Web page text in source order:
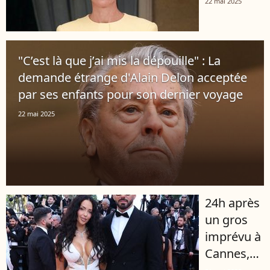
là
et Harry,
un clin
d'oeil ?
"C’est là que j’ai mis la dépouille" : La
demande étrange d'Alain Delon acceptée
par ses enfants pour son dernier voyage
22 mai 2025
24h après
un gros
imprévu à
Cannes,